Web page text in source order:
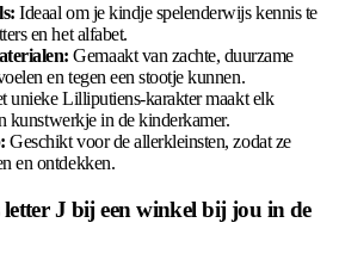
Ideaal om je kindje spelenderwijs kennis te
en het alfabet.
Gemaakt van zachte, duurzame
en tegen een stootje kunnen.
unieke Lilliputiens-karakter maakt elk
kunstwerkje in de kinderkamer.
Geschikt voor de allerkleinsten, zodat ze
en ontdekken.
J bij een winkel bij jou in de